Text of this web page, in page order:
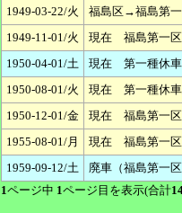
1949-03-22/火
福島区→福島第一
1949-11-01/火
現在 福島第一区
1950-04-01/土
現在 第一種休
1950-08-01/火
現在 第一種休
1950-12-01/金
現在 福島第一区
1955-08-01/月
現在 福島第一区
1959-09-12/土
廃車（福島第一
1ページ中 1ページ目を表示(合計